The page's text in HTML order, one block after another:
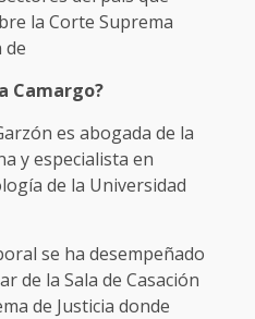
la Corte Suprema
de
Camargo?
es abogada de la
y especialista en
de la Universidad
se ha desempeñado
de la Sala de Casación
de Justicia donde